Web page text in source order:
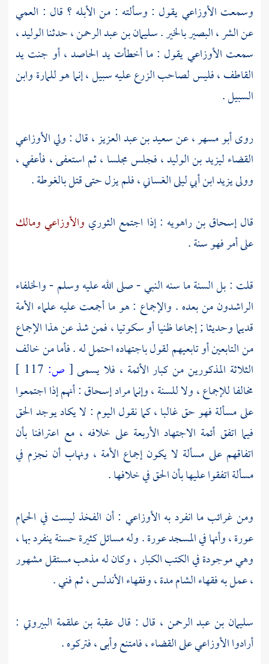
وسمعت الأوزاعييقول : وسألته : من الأبله ؟ قال : العمي
عن الشر ، البصير بالخير .سليمان بن عبد الرحمن، حدثناالوليد،
سمعت الأوزاعييقول : ما أخطأت يد الحاصد ، أو جنت يد
القاطف ، فليس لصاحب الزرع عليه سبيل ، إنما هو للمارة وابن
السبيل .
روىأبو مسهر، عنسعيد بن عبد العزيز، قال : وليالأوزاعي
القضاءليزيد بن الوليد، فجلس مجلسا ، ثم استعفى ، فأعفي ،
وولىيزيد ابن أبي ليلى الغساني، فلم يزل حتى قتلبالغوطة.
قالإسحاق بن راهويه : إذا اجتمع الثوري والأوزاعيومالك
على أمر فهو سنة .
قلت : بل السنة ما سنه النبي - صلى الله عليه وسلم -والخلفاء
الراشدونمن بعده . والإجماع : هو ما أجمعت عليه علماء الأمة
قديما وحديثا ; إجماعا ظنيا أو سكوتيا ، فمن شذ عن هذا الإجماع
من التابعين أو تابعيهم لقول باجتهاده احتمل له . فأما من خالف
الثلاثة المذكورين من كبار الأئمة ، فلا يسمى[ ص:
مخالفا للإجماع ، ولا للسنة ، وإنما مرادإسحاق: أنهم إذا اجتمعوا
على مسألة فهو حق غالبا ، كما نقول اليوم : لا يكاد يوجد الحق
فيما اتفق أئمة الاجتهاد الأربعة على خلافه ، مع اعترافنا بأن
اتفاقهم على مسألة لا يكون إجماع الأمة ، ونهاب أن نجزم في
مسألة اتفقوا عليها بأن الحق في خلافها .
ومن غرائب ما انفرد به الأوزاعي : أن الفخذ ليست في الحمام
عورة ، وأنها في المسجد عورة . وله مسائل كثيرة حسنة ينفرد بها ،
وهي موجودة في الكتب الكبار ، وكان له مذهب مستقل مشهور
، عمل به فقهاءالشاممدة ، وفقهاءالأندلس، ثم فني .
سليمان بن عبد الرحمن ، قال : قال عقبة بن علقمة البيروتي :
أرادواالأوزاعيعلى القضاء ، فامتنع وأبى ، فتركوه .